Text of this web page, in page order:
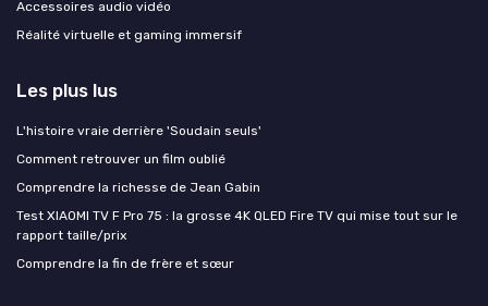
Accessoires audio vidéo
Réalité virtuelle et gaming immersif
Les plus lus
L'histoire vraie derrière 'Soudain seuls'
Comment retrouver un film oublié
Comprendre la richesse de Jean Gabin
Test XIAOMI TV F Pro 75 : la grosse 4K QLED Fire TV qui mise tout sur le
rapport taille/prix
Comprendre la fin de frère et sœur